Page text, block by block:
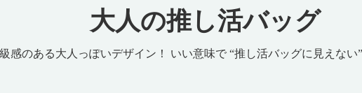
大人の推し活バッグ
級感のある大人っぽいデザイン！ いい意味で “推し活バッグに見えな